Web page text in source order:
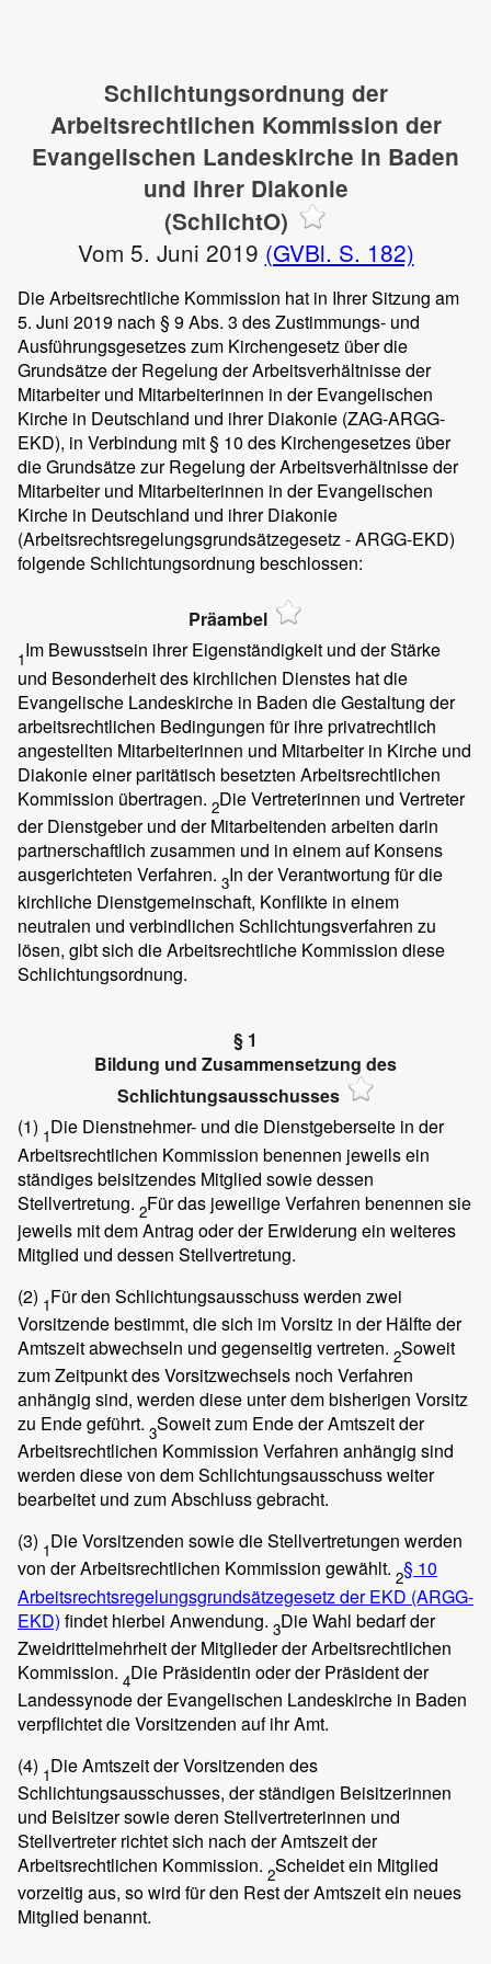
Schlichtungsordnung der
Arbeitsrechtlichen Kommission der
Evangelischen Landeskirche in Baden
und ihrer Diakonie
(SchlichtO)
Vom 5. Juni 2019 (GVBl. S. 182)
Die Arbeitsrechtliche Kommission hat in Ihrer Sitzung am
5. Juni 2019 nach § 9 Abs. 3 des Zustimmungs- und
Ausführungsgesetzes zum Kirchengesetz über die
Grundsätze der Regelung der Arbeitsverhältnisse der
Mitarbeiter und Mitarbeiterinnen in der Evangelischen
Kirche in Deutschland und ihrer Diakonie (ZAG-ARGG-
EKD), in Verbindung mit § 10 des Kirchengesetzes über
die Grundsätze zur Regelung der Arbeitsverhältnisse der
Mitarbeiter und Mitarbeiterinnen in der Evangelischen
Kirche in Deutschland und ihrer Diakonie
(Arbeitsrechtsregelungsgrundsätzegesetz - ARGG-EKD)
folgende Schlichtungsordnung beschlossen:
Präambel
1Im Bewusstsein ihrer Eigenständigkeit und der Stärke
und Besonderheit des kirchlichen Dienstes hat die
Evangelische Landeskirche in Baden die Gestaltung der
arbeitsrechtlichen Bedingungen für ihre privatrechtlich
angestellten Mitarbeiterinnen und Mitarbeiter in Kirche und
Diakonie einer paritätisch besetzten Arbeitsrechtlichen
Kommission übertragen. 2Die Vertreterinnen und Vertreter
der Dienstgeber und der Mitarbeitenden arbeiten darin
partnerschaftlich zusammen und in einem auf Konsens
ausgerichteten Verfahren. 3In der Verantwortung für die
kirchliche Dienstgemeinschaft, Konflikte in einem
neutralen und verbindlichen Schlichtungsverfahren zu
lösen, gibt sich die Arbeitsrechtliche Kommission diese
Schlichtungsordnung.
§ 1
Bildung und Zusammensetzung des
Schlichtungsausschusses
(1) 1Die Dienstnehmer- und die Dienstgeberseite in der
Arbeitsrechtlichen Kommission benennen jeweils ein
ständiges beisitzendes Mitglied sowie dessen
Stellvertretung. 2Für das jeweilige Verfahren benennen sie
jeweils mit dem Antrag oder der Erwiderung ein weiteres
Mitglied und dessen Stellvertretung.
(2) 1Für den Schlichtungsausschuss werden zwei
Vorsitzende bestimmt, die sich im Vorsitz in der Hälfte der
Amtszeit abwechseln und gegenseitig vertreten. 2Soweit
zum Zeitpunkt des Vorsitzwechsels noch Verfahren
anhängig sind, werden diese unter dem bisherigen Vorsitz
zu Ende geführt. 3Soweit zum Ende der Amtszeit der
Arbeitsrechtlichen Kommission Verfahren anhängig sind
werden diese von dem Schlichtungsausschuss weiter
bearbeitet und zum Abschluss gebracht.
(3) 1Die Vorsitzenden sowie die Stellvertretungen werden
von der Arbeitsrechtlichen Kommission gewählt. 2§ 10
Arbeitsrechtsregelungsgrundsätzegesetz der EKD (ARGG-
EKD) findet hierbei Anwendung. 3Die Wahl bedarf der
Zweidrittelmehrheit der Mitglieder der Arbeitsrechtlichen
Kommission. 4Die Präsidentin oder der Präsident der
Landessynode der Evangelischen Landeskirche in Baden
verpflichtet die Vorsitzenden auf ihr Amt.
(4) 1Die Amtszeit der Vorsitzenden des
Schlichtungsausschusses, der ständigen Beisitzerinnen
und Beisitzer sowie deren Stellvertreterinnen und
Stellvertreter richtet sich nach der Amtszeit der
Arbeitsrechtlichen Kommission. 2Scheidet ein Mitglied
vorzeitig aus, so wird für den Rest der Amtszeit ein neues
Mitglied benannt.